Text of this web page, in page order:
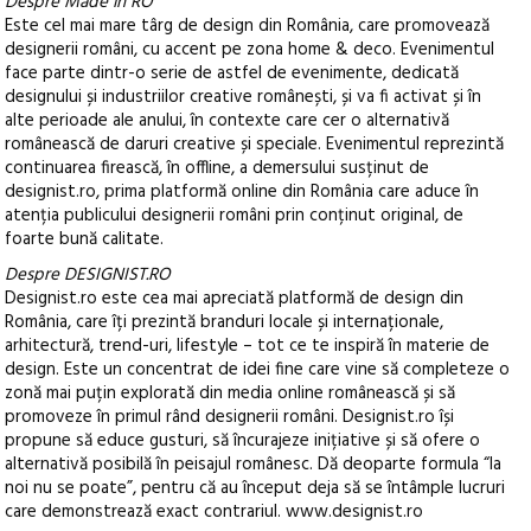
Este cel mai mare târg de design din România, care promovează
designerii români, cu accent pe zona home & deco. Evenimentul
face parte dintr-o serie de astfel de evenimente, dedicată
designului și industriilor creative românești, și va fi activat și în
alte perioade ale anului, în contexte care cer o alternativă
românească de daruri creative și speciale. Evenimentul reprezintă
continuarea firească, în offline, a demersului susținut de
designist.ro, prima platformă online din România care aduce în
atenția publicului designerii români prin conținut original, de
foarte bună calitate.
Despre DESIGNIST.RO
Designist.ro este cea mai apreciată platformă de design din
România, care îți prezintă branduri locale și internaționale,
arhitectură, trend-uri, lifestyle – tot ce te inspiră în materie de
design. Este un concentrat de idei fine care vine să completeze o
zonă mai puțin explorată din media online românească și să
promoveze în primul rând designerii români. Designist.ro își
propune să educe gusturi, să încurajeze inițiative și să ofere o
alternativă posibilă în peisajul românesc. Dă deoparte formula “la
noi nu se poate”, pentru că au început deja să se întâmple lucruri
care demonstrează exact contrariul. www.designist.ro